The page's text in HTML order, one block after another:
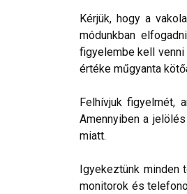
Kérjük, hogy a
módunkban
figyelembe kell
értéke műgyanta
Felhívjuk figyelmét,
Amennyiben a
miatt.
Igyekeztünk
monitorok és